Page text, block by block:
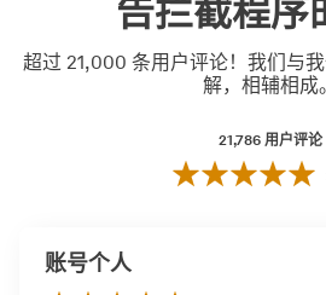
告拦截程序
超过 21,000 条用户评论！我们与
解，相辅相成。
21,786 用户评论
账号个人